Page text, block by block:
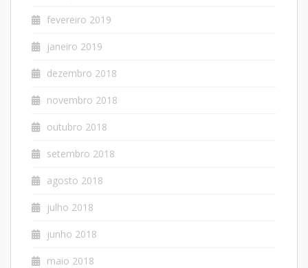
fevereiro 2019
janeiro 2019
dezembro 2018
novembro 2018
outubro 2018
setembro 2018
agosto 2018
julho 2018
junho 2018
maio 2018